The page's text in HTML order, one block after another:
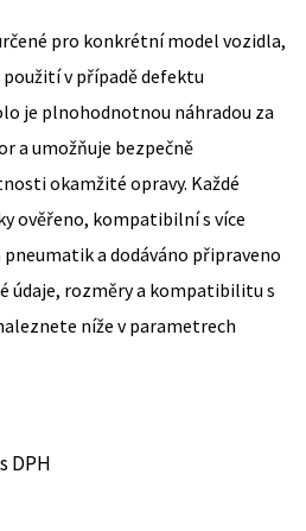
pro konkrétní model vozidla,
v případě defektu
je plnohodnotnou náhradou za
a umožňuje bezpečně
okamžité opravy. Každé
ověřeno, kompatibilní s více
a dodáváno připraveno
údaje, rozměry a kompatibilitu s
níže v parametrech
s DPH